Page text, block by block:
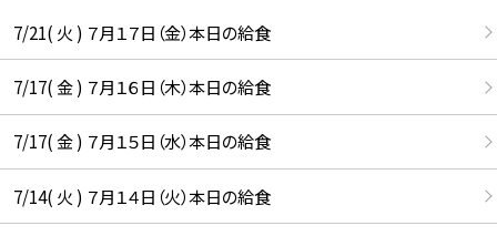
7/21( 火 ) ７月１７日（金）本日の給食
7/17( 金 ) ７月１６日（木）本日の給食
7/17( 金 ) ７月１５日（水）本日の給食
7/14( 火 ) ７月１４日（火）本日の給食